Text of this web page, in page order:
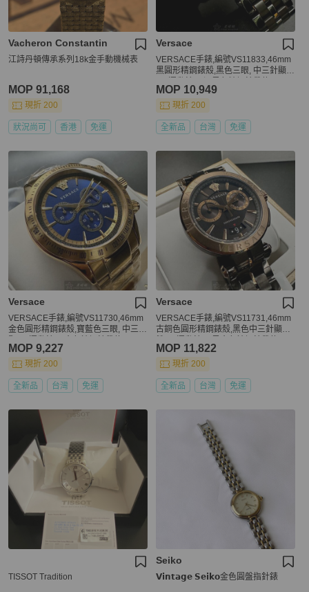
Vacheron Constantin
江詩丹頓傳承系列18k金手動機械表
MOP 91,168
現折 200
狀況尚可 香港 免運
Versace
VERSACE手錶,編號VS11833,46mm
黑圓形精鋼錶殼,黑色三眼, 中三針顯
MOP 10,949
現折 200
全新品 台灣 免運
Versace
VERSACE手錶,編號VS11730,46mm
金色圓形精鋼錶殼,寶藍色三眼, 中三針
MOP 9,227
現折 200
全新品 台灣 免運
Versace
VERSACE手錶,編號VS11731,46mm
古銅色圓形精鋼錶殼,黑色中三針顯示,
MOP 11,822
現折 200
全新品 台灣 免運
TISSOT Tradition
Seiko
𝗩𝗶𝗻𝘁𝗮𝗴𝗲 𝗦𝗲𝗶𝗸𝗼金色圓盤指針錶